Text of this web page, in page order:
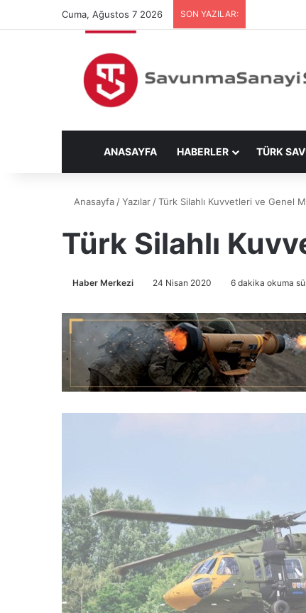
Cuma, Ağustos 7 2026 SON YAZILAR:
ANASAYFA HABERLER TÜRK
Anasayfa/Yazılar/Türk Silahlı Kuvvetleri ve Genel
Türk Silahlı
Haber Merkezi 24 Nisan 2020 6 dakika okuma